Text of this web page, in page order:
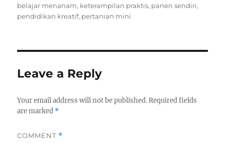
on
belajar menanam, keterampilan praktis, panen sendiri,
pendidikan kreatif, pertanian mini
Leave a Reply
Your email address will not be published. Required fields
are marked *
COMMENT *